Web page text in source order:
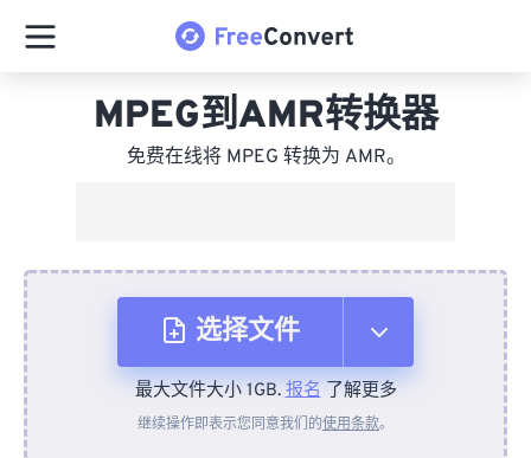
MPEG到AMR转换器
免费在线将 MPEG 转换为 AMR。
选择文件
从设备
最大文件大小 1GB.报名了解更多
继续操作即表示您同意我们的使用条款。